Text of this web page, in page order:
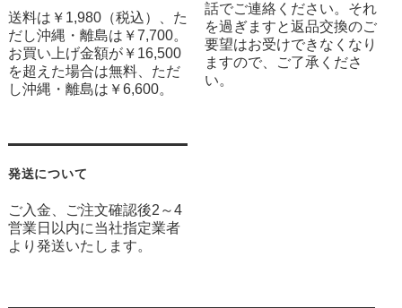
送料は￥1,980（税込）、た
だし沖縄・離島は￥7,700。
お買い上げ金額が￥16,500
を超えた場合は無料、ただ
し沖縄・離島は￥6,600。
発送について
ご入金、ご注文確認後2～4
営業日以内に当社指定業者
より発送いたします。
話でご連絡ください。それ
を過ぎますと返品交換のご
要望はお受けできなくなり
ますので、ご了承くださ
い。